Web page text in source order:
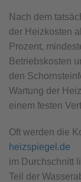
Nach dem
der Heizkosten
Prozent,
Betriebskosten
den
Wartung der
einem festen
Oft werden die
heizspiegel.de
im Durchschnitt
Teil der